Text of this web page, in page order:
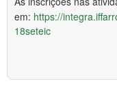
em: https://
18seteic